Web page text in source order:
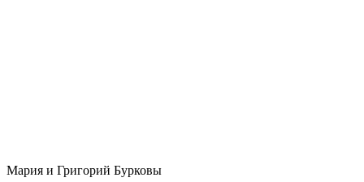
Мария и Григорий Бурковы